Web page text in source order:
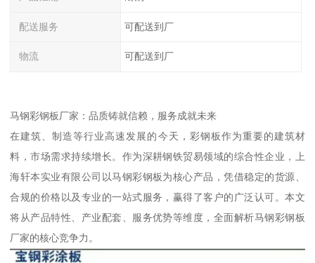
配送服务 可配送到厂
物流 可配送到厂
马钢彩钢板厂家：品质铸就信赖，服务成就未来
在建筑、制造等行业高速发展的今天，彩钢板作为重要的建筑材
料，市场需求持续增长。作为深耕钢铁贸易领域的综合性企业，上
海轩本实业有限公司以马钢彩钢板为核心产品，凭借稳定的货源、
合规的价格以及专业的一站式服务，赢得了客户的广泛认可。本文
将从产品特性、产业配套、服务优势等维度，全面解析马钢彩钢板
厂家的核心竞争力。